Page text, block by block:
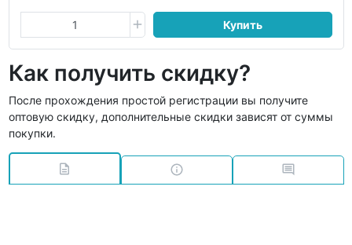
Купить
Как получить скидку?
После прохождения простой регистрации вы получите
оптовую скидку, дополнительные скидки зависят от суммы
покупки.